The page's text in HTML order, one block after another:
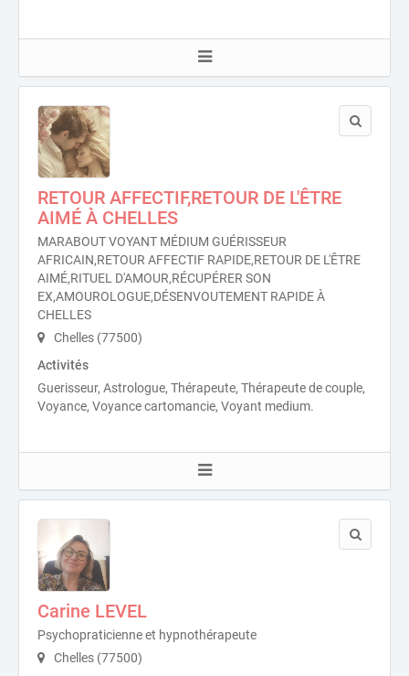
RETOUR AFFECTIF,RETOUR DE L'ÊTRE
AIMÉ À CHELLES
MARABOUT VOYANT MÉDIUM GUÉRISSEUR
AFRICAIN,RETOUR AFFECTIF RAPIDE,RETOUR DE L'ÊTRE
AIMÉ,RITUEL D'AMOUR,RÉCUPÉRER SON
EX,AMOUROLOGUE,DÉSENVOUTEMENT RAPIDE À
CHELLES
Chelles (77500)
Activités
Guerisseur, Astrologue, Thérapeute, Thérapeute de couple,
Voyance, Voyance cartomancie, Voyant medium.
Carine LEVEL
Psychopraticienne et hypnothérapeute
Chelles (77500)